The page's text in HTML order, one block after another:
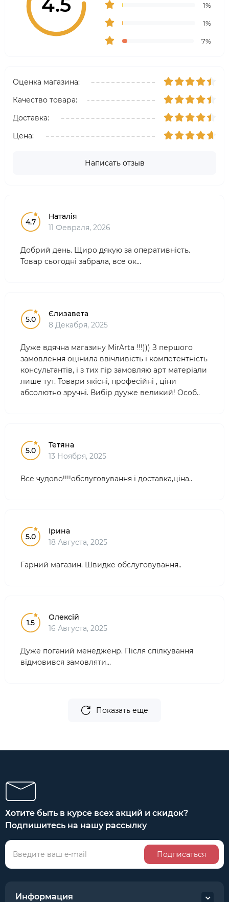
4.5 1%
1%
7%
Оценка магазина:
Качество товара:
Доставка:
Цена:
Написать отзыв
4.7
Наталія
11 Февраля, 2026
Добрий день. Щиро дякую за оперативність.
Товар сьогодні забрала, все ок...
5.0
Єлизавета
8 Декабря, 2025
Дуже вдячна магазину MirArta !!!))) З першого
замовлення оцінила ввічливість і компетентність
консультантів, і з тих пір замовляю арт матеріали
лише тут. Товари якісні, професійні , ціни
абсолютно зручні. Вибір дууже великий! Особ..
5.0
Тетяна
13 Ноября, 2025
Все чудово!!!!обслуговування і доставка,ціна..
5.0
Ірина
18 Августа, 2025
Гарний магазин. Швидке обслуговування..
1.5
Олексій
16 Августа, 2025
Дуже поганий менедженр. Після спілкування
відмовився замовляти...
Показать еще
Хотите быть в курсе всех акций и скидок?
Подпишитесь на нашу рассылку
Подписаться
Информация